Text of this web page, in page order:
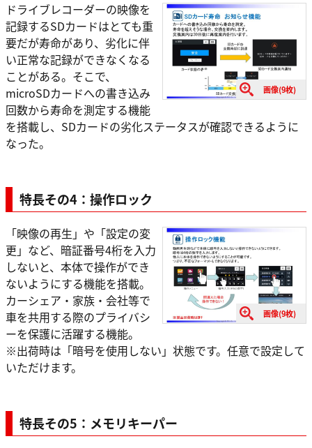
画像(9枚)
ドライブレコーダーの映像を
記録するSDカードはとても重
要だが寿命があり、劣化に伴
い正常な記録ができなくなる
ことがある。そこで、
microSDカードへの書き込み
回数から寿命を測定する機能
を搭載し、SDカードの劣化ステータスが確認できるように
なった。
特長その4：操作ロック
画像(9枚)
「映像の再生」や「設定の変
更」など、暗証番号4桁を入力
しないと、本体で操作ができ
ないようにする機能を搭載。
カーシェア・家族・会社等で
車を共用する際のプライバシ
ーを保護に活躍する機能。
※出荷時は「暗号を使用しない」状態です。任意で設定して
いただけます。
特長その5：メモリキーパー